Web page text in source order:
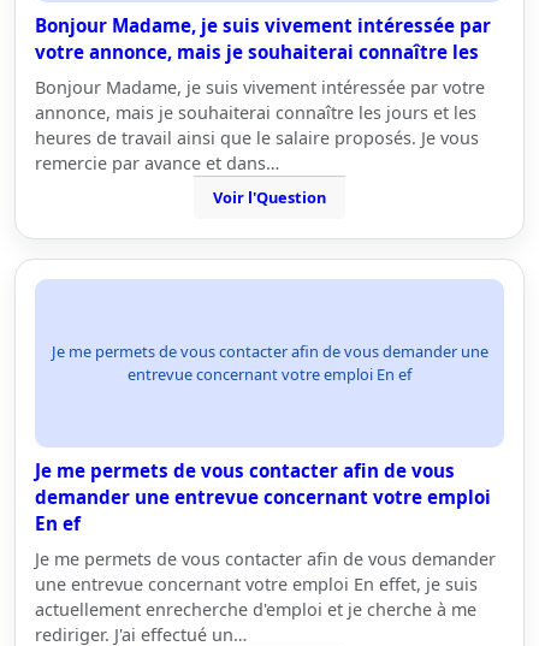
Bonjour Madame, je suis vivement intéressée par
votre annonce, mais je souhaiterai connaître les
Bonjour Madame, je suis vivement intéressée par votre
annonce, mais je souhaiterai connaître les jours et les
heures de travail ainsi que le salaire proposés. Je vous
remercie par avance et dans…
Voir l'Question
Je me permets de vous contacter afin de vous demander une
entrevue concernant votre emploi En ef
Je me permets de vous contacter afin de vous
demander une entrevue concernant votre emploi
En ef
Je me permets de vous contacter afin de vous demander
une entrevue concernant votre emploi En effet, je suis
actuellement enrecherche d'emploi et je cherche à me
rediriger. J'ai effectué un…